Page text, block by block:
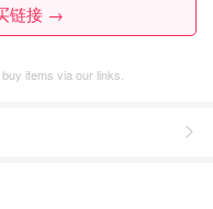
链接 →
items via our links.